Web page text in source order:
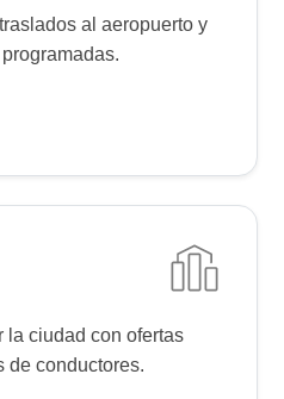
al aeropuerto y
la ciudad con ofertas
de conductores.